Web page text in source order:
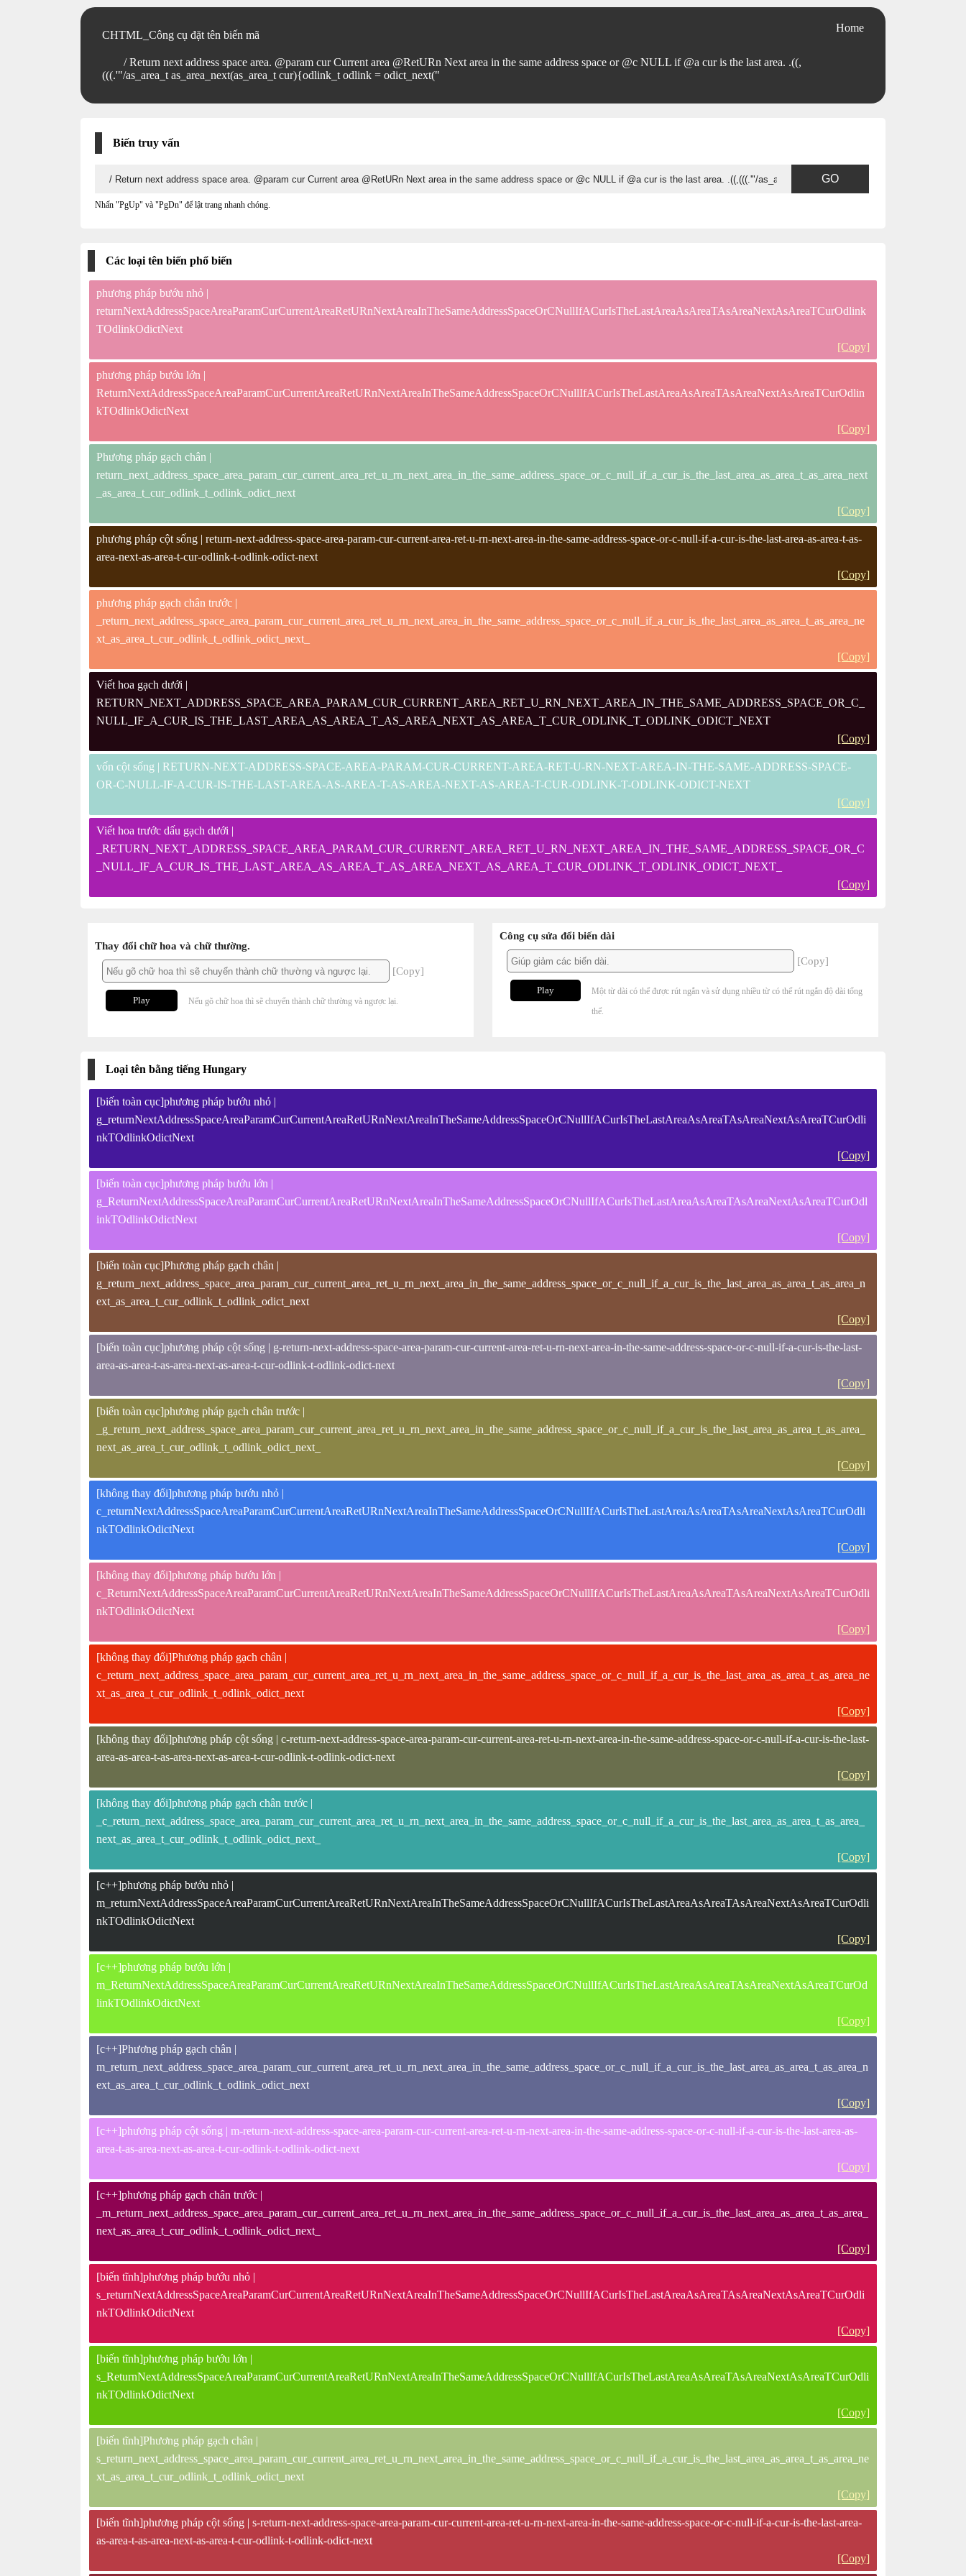
CHTML_Công cụ đặt tên biến mã
/ Return next address space area. @param cur Current area @RetURn Next area in the same address space or @c NULL if @a cur is the last area. .((,
(((.'"/as_area_t as_area_next(as_area_t cur){odlink_t odlink = odict_next("
Home
Biến truy vấn
Nhấn "PgUp" và "PgDn" để lật trang nhanh chóng.
Các loại tên biến phổ biến
phương pháp bướu nhỏ |
returnNextAddressSpaceAreaParamCurCurrentAreaRetURnNextAreaInTheSameAddressSpaceOrCNullIfACurIsTheLastAreaAsAreaTAsAreaNextAsAreaTCurOdlink
TOdlinkOdictNext
[Copy]
phương pháp bướu lớn |
ReturnNextAddressSpaceAreaParamCurCurrentAreaRetURnNextAreaInTheSameAddressSpaceOrCNullIfACurIsTheLastAreaAsAreaTAsAreaNextAsAreaTCurOdlin
kTOdlinkOdictNext
[Copy]
Phương pháp gạch chân |
return_next_address_space_area_param_cur_current_area_ret_u_rn_next_area_in_the_same_address_space_or_c_null_if_a_cur_is_the_last_area_as_area_t_as_area_next
_as_area_t_cur_odlink_t_odlink_odict_next
[Copy]
phương pháp cột sống | return-next-address-space-area-param-cur-current-area-ret-u-rn-next-area-in-the-same-address-space-or-c-null-if-a-cur-is-the-last-area-as-area-t-as-
area-next-as-area-t-cur-odlink-t-odlink-odict-next
[Copy]
phương pháp gạch chân trước |
_return_next_address_space_area_param_cur_current_area_ret_u_rn_next_area_in_the_same_address_space_or_c_null_if_a_cur_is_the_last_area_as_area_t_as_area_ne
xt_as_area_t_cur_odlink_t_odlink_odict_next_
[Copy]
Viết hoa gạch dưới |
RETURN_NEXT_ADDRESS_SPACE_AREA_PARAM_CUR_CURRENT_AREA_RET_U_RN_NEXT_AREA_IN_THE_SAME_ADDRESS_SPACE_OR_C_
NULL_IF_A_CUR_IS_THE_LAST_AREA_AS_AREA_T_AS_AREA_NEXT_AS_AREA_T_CUR_ODLINK_T_ODLINK_ODICT_NEXT
[Copy]
vốn cột sống | RETURN-NEXT-ADDRESS-SPACE-AREA-PARAM-CUR-CURRENT-AREA-RET-U-RN-NEXT-AREA-IN-THE-SAME-ADDRESS-SPACE-
OR-C-NULL-IF-A-CUR-IS-THE-LAST-AREA-AS-AREA-T-AS-AREA-NEXT-AS-AREA-T-CUR-ODLINK-T-ODLINK-ODICT-NEXT
[Copy]
Viết hoa trước dấu gạch dưới |
_RETURN_NEXT_ADDRESS_SPACE_AREA_PARAM_CUR_CURRENT_AREA_RET_U_RN_NEXT_AREA_IN_THE_SAME_ADDRESS_SPACE_OR_C
_NULL_IF_A_CUR_IS_THE_LAST_AREA_AS_AREA_T_AS_AREA_NEXT_AS_AREA_T_CUR_ODLINK_T_ODLINK_ODICT_NEXT_
[Copy]
Thay đổi chữ hoa và chữ thường.
[Copy]
Play Nếu gõ chữ hoa thì sẽ chuyển thành chữ thường và ngược lại.
Công cụ sửa đổi biến dài
[Copy]
Play
Một từ dài có thể được rút ngắn và sử dụng nhiều từ có thể rút ngắn độ dài tổng
thể.
Loại tên bằng tiếng Hungary
[biến toàn cục]phương pháp bướu nhỏ |
g_returnNextAddressSpaceAreaParamCurCurrentAreaRetURnNextAreaInTheSameAddressSpaceOrCNullIfACurIsTheLastAreaAsAreaTAsAreaNextAsAreaTCurOdli
nkTOdlinkOdictNext
[Copy]
[biến toàn cục]phương pháp bướu lớn |
g_ReturnNextAddressSpaceAreaParamCurCurrentAreaRetURnNextAreaInTheSameAddressSpaceOrCNullIfACurIsTheLastAreaAsAreaTAsAreaNextAsAreaTCurOdl
inkTOdlinkOdictNext
[Copy]
[biến toàn cục]Phương pháp gạch chân |
g_return_next_address_space_area_param_cur_current_area_ret_u_rn_next_area_in_the_same_address_space_or_c_null_if_a_cur_is_the_last_area_as_area_t_as_area_n
ext_as_area_t_cur_odlink_t_odlink_odict_next
[Copy]
[biến toàn cục]phương pháp cột sống | g-return-next-address-space-area-param-cur-current-area-ret-u-rn-next-area-in-the-same-address-space-or-c-null-if-a-cur-is-the-last-
area-as-area-t-as-area-next-as-area-t-cur-odlink-t-odlink-odict-next
[Copy]
[biến toàn cục]phương pháp gạch chân trước |
_g_return_next_address_space_area_param_cur_current_area_ret_u_rn_next_area_in_the_same_address_space_or_c_null_if_a_cur_is_the_last_area_as_area_t_as_area_
next_as_area_t_cur_odlink_t_odlink_odict_next_
[Copy]
[không thay đổi]phương pháp bướu nhỏ |
c_returnNextAddressSpaceAreaParamCurCurrentAreaRetURnNextAreaInTheSameAddressSpaceOrCNullIfACurIsTheLastAreaAsAreaTAsAreaNextAsAreaTCurOdli
nkTOdlinkOdictNext
[Copy]
[không thay đổi]phương pháp bướu lớn |
c_ReturnNextAddressSpaceAreaParamCurCurrentAreaRetURnNextAreaInTheSameAddressSpaceOrCNullIfACurIsTheLastAreaAsAreaTAsAreaNextAsAreaTCurOdli
nkTOdlinkOdictNext
[Copy]
[không thay đổi]Phương pháp gạch chân |
c_return_next_address_space_area_param_cur_current_area_ret_u_rn_next_area_in_the_same_address_space_or_c_null_if_a_cur_is_the_last_area_as_area_t_as_area_ne
xt_as_area_t_cur_odlink_t_odlink_odict_next
[Copy]
[không thay đổi]phương pháp cột sống | c-return-next-address-space-area-param-cur-current-area-ret-u-rn-next-area-in-the-same-address-space-or-c-null-if-a-cur-is-the-last-
area-as-area-t-as-area-next-as-area-t-cur-odlink-t-odlink-odict-next
[Copy]
[không thay đổi]phương pháp gạch chân trước |
_c_return_next_address_space_area_param_cur_current_area_ret_u_rn_next_area_in_the_same_address_space_or_c_null_if_a_cur_is_the_last_area_as_area_t_as_area_
next_as_area_t_cur_odlink_t_odlink_odict_next_
[Copy]
[c++]phương pháp bướu nhỏ |
m_returnNextAddressSpaceAreaParamCurCurrentAreaRetURnNextAreaInTheSameAddressSpaceOrCNullIfACurIsTheLastAreaAsAreaTAsAreaNextAsAreaTCurOdli
nkTOdlinkOdictNext
[Copy]
[c++]phương pháp bướu lớn |
m_ReturnNextAddressSpaceAreaParamCurCurrentAreaRetURnNextAreaInTheSameAddressSpaceOrCNullIfACurIsTheLastAreaAsAreaTAsAreaNextAsAreaTCurOd
linkTOdlinkOdictNext
[Copy]
[c++]Phương pháp gạch chân |
m_return_next_address_space_area_param_cur_current_area_ret_u_rn_next_area_in_the_same_address_space_or_c_null_if_a_cur_is_the_last_area_as_area_t_as_area_n
ext_as_area_t_cur_odlink_t_odlink_odict_next
[Copy]
[c++]phương pháp cột sống | m-return-next-address-space-area-param-cur-current-area-ret-u-rn-next-area-in-the-same-address-space-or-c-null-if-a-cur-is-the-last-area-as-
area-t-as-area-next-as-area-t-cur-odlink-t-odlink-odict-next
[Copy]
[c++]phương pháp gạch chân trước |
_m_return_next_address_space_area_param_cur_current_area_ret_u_rn_next_area_in_the_same_address_space_or_c_null_if_a_cur_is_the_last_area_as_area_t_as_area_
next_as_area_t_cur_odlink_t_odlink_odict_next_
[Copy]
[biến tĩnh]phương pháp bướu nhỏ |
s_returnNextAddressSpaceAreaParamCurCurrentAreaRetURnNextAreaInTheSameAddressSpaceOrCNullIfACurIsTheLastAreaAsAreaTAsAreaNextAsAreaTCurOdli
nkTOdlinkOdictNext
[Copy]
[biến tĩnh]phương pháp bướu lớn |
s_ReturnNextAddressSpaceAreaParamCurCurrentAreaRetURnNextAreaInTheSameAddressSpaceOrCNullIfACurIsTheLastAreaAsAreaTAsAreaNextAsAreaTCurOdli
nkTOdlinkOdictNext
[Copy]
[biến tĩnh]Phương pháp gạch chân |
s_return_next_address_space_area_param_cur_current_area_ret_u_rn_next_area_in_the_same_address_space_or_c_null_if_a_cur_is_the_last_area_as_area_t_as_area_ne
xt_as_area_t_cur_odlink_t_odlink_odict_next
[Copy]
[biến tĩnh]phương pháp cột sống | s-return-next-address-space-area-param-cur-current-area-ret-u-rn-next-area-in-the-same-address-space-or-c-null-if-a-cur-is-the-last-area-
as-area-t-as-area-next-as-area-t-cur-odlink-t-odlink-odict-next
[Copy]